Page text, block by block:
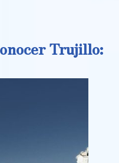
Trujillo: